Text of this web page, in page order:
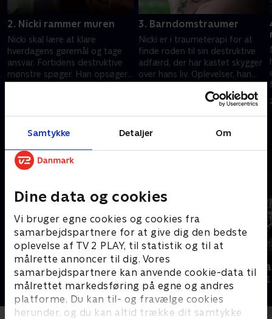
Samtykke Detaljer Om
Dine data og cookies
Vi bruger egne cookies og cookies fra
samarbejdspartnere for at give dig den bedste
oplevelse af TV 2 PLAY, til statistik og til at
målrette annoncer til dig. Vores
samarbejdspartnere kan anvende cookie-data til
målrettet markedsføring på egne og andres
platforme. Du kan til- og fravælge cookies
herunder, og du kan altid trække dit samtykke
2. Nicki rammer muren
Nicki skal lære at klare
hverdagens gøremål og tage
ansvar. Fortidens destruktive
mønstre spøger. Han opsøger
en traumeterapeut for at deale
3. Barndomstraumer
Nicki er i traumeterapi for at
finde roden til sin destruktive
adfærd, der har kastet skygger
over hans liv. Oplevelser, han
har forsøgt at fortrænge,
14. juni 2021 • 20 min
Andre så også
Nicki Bille brænder
Dokumentar • 1 sæsoner
Jens the
Dokumentar •